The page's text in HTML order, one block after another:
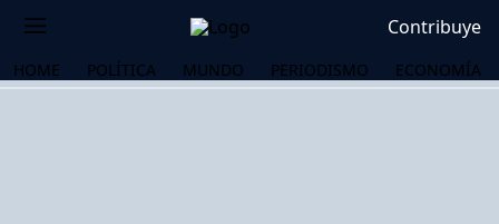
Contribuye
HOME POLÍTICA MUNDO PERIODISMO ECONOMÍA